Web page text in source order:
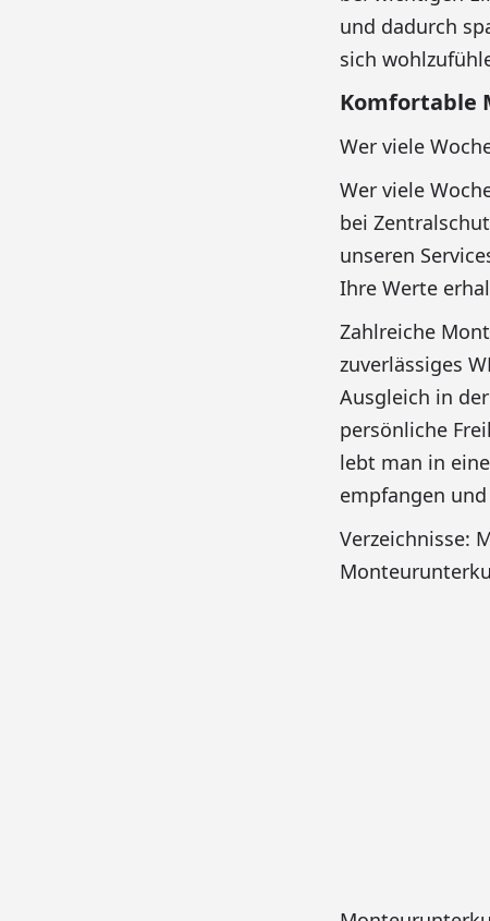
und dadurch
sich
Komfortable
Wer viele
Wer viele
bei
unseren
Ihre Werte
Zahlreiche
zuverlässiges
Ausgleich in
persönliche
lebt man in
empfangen
Verzeichnisse: